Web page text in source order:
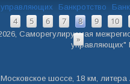
4 5 6 7 8 9
10
»
Банкротство
Саморегулируемая
управляющих"
шоссе, 18 км, литера